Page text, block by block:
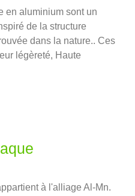
en aluminium sont un
de la structure
dans la nature.. Ces
légèreté, Haute
de la construction à
à l'alliage Al-Mn.